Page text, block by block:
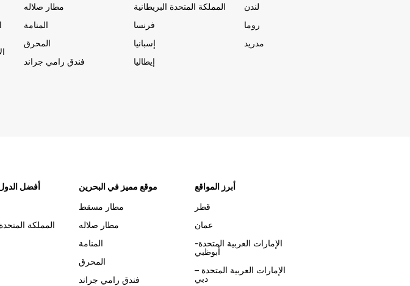
مطار صلاله
المنامة
المحرق
فندق رامي جراند
المملكة المتحدة البريطانية
فرنسا
إسبانيا
إيطاليا
لندن
روما
مدريد
أفضل
المملكة
موقع مميز في البحرين
مطار مسقط
مطار صلاله
المنامة
المحرق
فندق رامي جراند
أبرز المواقع
قطر
عمان
الإمارات العربية المتحدة-
أبوظبي
الإمارات العربية المتحدة –
دبي